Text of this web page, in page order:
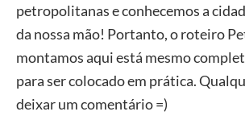
petropolitanas e conhecemos a
da nossa mão! Portanto, o roteiro
montamos aqui está mesmo
para ser colocado em prática.
deixar um comentário =)